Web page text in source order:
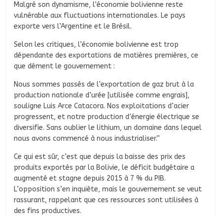
Malgré son dynamisme, l’économie bolivienne reste
vulnérable aux fluctuations internationales. Le pays
exporte vers l’Argentine et le Brésil.
Selon les critiques, l’économie bolivienne est trop
dépendante des exportations de matières premières, ce
que dément le gouvernement :
Nous sommes passés de l’exportation de gaz brut à la
production nationale d’urée [utilisée comme engrais],
souligne Luis Arce Catacora. Nos exploitations d’acier
progressent, et notre production d’énergie électrique se
diversifie. Sans oublier le lithium, un domaine dans lequel
nous avons commencé à nous industrialiser.”
Ce qui est sûr, c’est que depuis la baisse des prix des
produits exportés par la Bolivie, le déficit budgétaire a
augmenté et stagne depuis 2015 à 7 % du PIB.
L’opposition s’en inquiète, mais le gouvernement se veut
rassurant, rappelant que ces ressources sont utilisées à
des fins productives.